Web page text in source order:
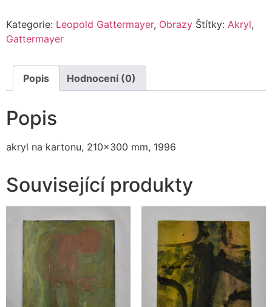
Kategorie: Leopold Gattermayer, Obrazy Štítky: Akryl,
Gattermayer
Popis Hodnocení (0)
Popis
akryl na kartonu, 210×300 mm, 1996
Související produkty